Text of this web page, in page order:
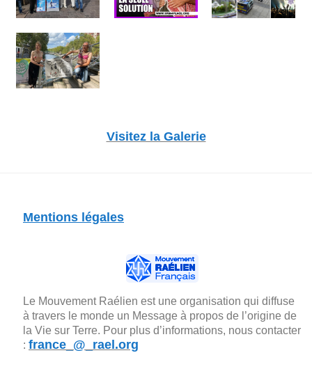
Visitez la Galerie
Mentions légales
Le Mouvement Raélien est une organisation qui diffuse
à travers le monde un Message à propos de l’origine de
la Vie sur Terre. Pour plus d’informations, nous contacter
: france_@_rael.org